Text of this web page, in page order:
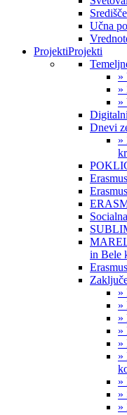
Učna
ProjektiProjekti
»
»
»
Dnevi
»
in Bele
»
»
»
»
»
»
»
»
»